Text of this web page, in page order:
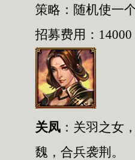
策略：随机使一
招募费用：14000
关凤 ：关羽之女
魏，合兵袭荆。